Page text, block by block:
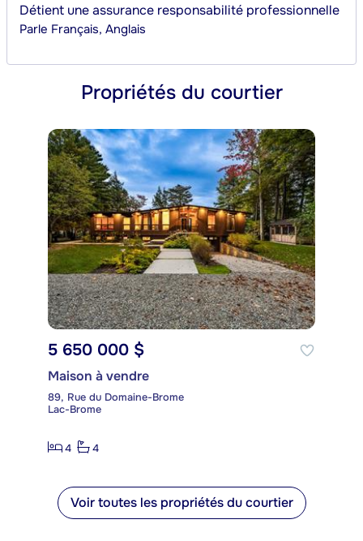
Détient une assurance responsabilité professionnelle
Parle Français, Anglais
Propriétés du courtier
5 650 000 $
Maison à vendre
89, Rue du Domaine-Brome
Lac-Brome
4 4
Voir toutes les propriétés du courtier